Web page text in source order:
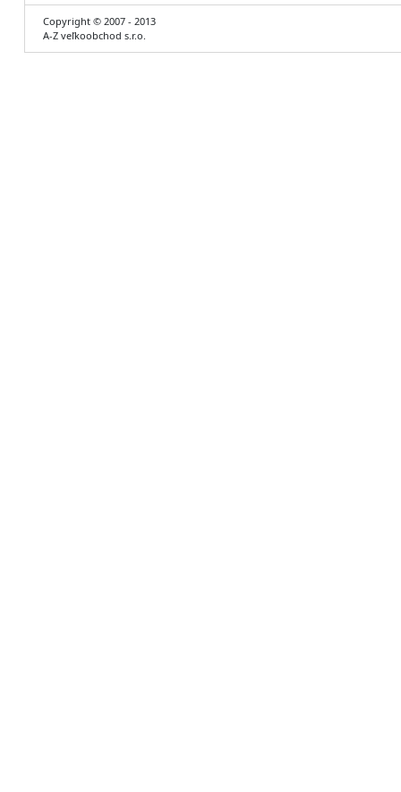
Copyright © 2007 - 2013
A-Z veľkoobchod s.r.o.